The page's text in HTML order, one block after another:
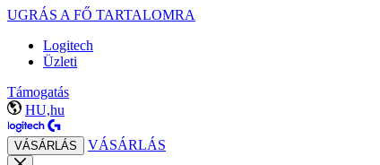
UGRÁS A FŐ TARTALOMRA
Logitech
Üzleti
Támogatás
HU,hu
VÁSÁRLÁS VÁSÁRLÁS